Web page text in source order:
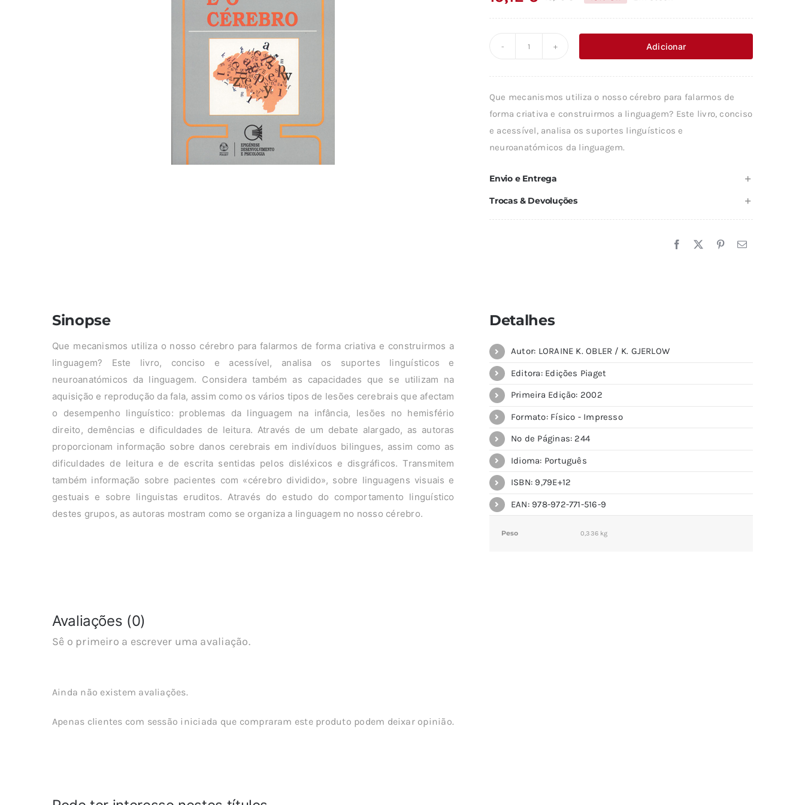
O
era:
O
é:
Adicionar
Que mecanismos utiliza o nosso cérebro para falarmos de
forma criativa e construirmos a linguagem? Este livro, conciso
e acessível, analisa os suportes linguísticos e
neuroanatómicos da linguagem.
Envio e Entrega
Trocas & Devoluções
Sinopse
Que mecanismos utiliza o nosso cérebro para falarmos de forma criativa e construirmos a
linguagem? Este livro, conciso e acessível, analisa os suportes linguísticos e
neuroanatómicos da linguagem. Considera também as capacidades que se utilizam na
aquisição e reprodução da fala, assim como os vários tipos de lesões cerebrais que afectam
o desempenho linguístico: problemas da linguagem na infância, lesões no hemisfério
direito, demências e dificuldades de leitura. Através de um debate alargado, as autoras
proporcionam informação sobre danos cerebrais em indivíduos bilingues, assim como as
dificuldades de leitura e de escrita sentidas pelos disléxicos e disgráficos. Transmitem
também informação sobre pacientes com «cérebro dividido», sobre linguagens visuais e
gestuais e sobre linguistas eruditos. Através do estudo do comportamento linguístico
destes grupos, as autoras mostram como se organiza a linguagem no nosso cérebro.
Detalhes
Autor: LORAINE K. OBLER / K. GJERLOW
Editora: Edições Piaget
Primeira Edição: 2002
Formato: Físico - Impresso
Nº de Páginas: 244
Idioma: Português
ISBN: 9,79E+12
EAN: 978-972-771-516-9
Peso 0,336 kg
Avaliações (0)
Sê o primeiro a escrever uma avaliação.
Ainda não existem avaliações.
Apenas clientes com sessão iniciada que compraram este produto podem deixar opinião.